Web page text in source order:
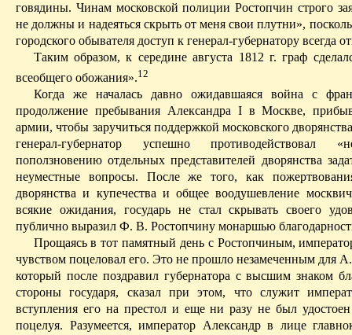
говядины. Чинам московской полиции Ростопчин строго
не должны и надеяться скрыть от меня своиплутни»,
городского обывателя доступ к генерал-губернатору всегда
Таким образом, к середине августа 1812 г. граф
всеобщего обожания».12
Когда же началась давно ожидавшаяся война с
продолжение пребывания Александра I в Москве,
армии, чтобы заручиться поддержкой московского
генерал-губернатор успешно противодействовал
поползновению отдельных представителей дворянства
неуместные вопросы. После же того, как
дворянства и купечества и общее воодушевление
всякие ожидания, государь не стал скрывать своего
публично выразил Ф. В. Ростопчину монаршью
Прощаясь в тот памятный день с Ростопчиным,
чувством поцеловал его. Это не прошло незамеченным для
который после поздравил губернатора с высшим знаком
стороны государя, сказал при этом, что служит
вступления его на престол и еще ни разу не был удостоен
поцелуя. Разумеется, император Александр в лице